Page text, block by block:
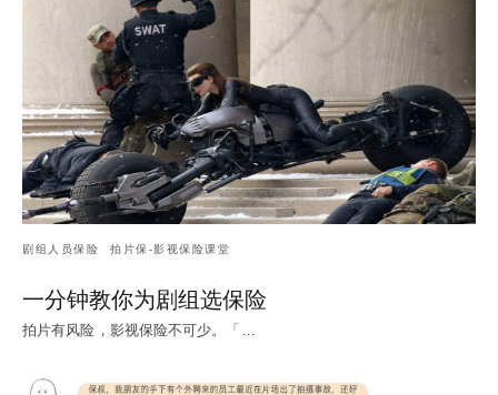
剧组人员保险 拍片保-影视保险课堂
一分钟教你为剧组选保险
拍片有风险，影视保险不可少。「…